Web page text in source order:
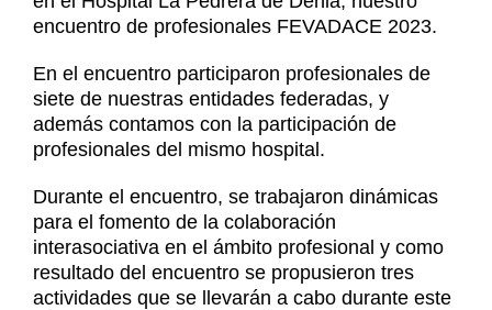
Noticias
Contacto
Contacto
encuentro de profesionales FEVADACE 2023.
En el encuentro participaron profesionales de
siete de nuestras entidades federadas, y
además contamos con la participación de
profesionales del mismo hospital.
Durante el encuentro, se trabajaron dinámicas
para el fomento de la colaboración
interasociativa en el ámbito profesional y como
resultado del encuentro se propusieron tres
actividades que se llevarán a cabo durante este